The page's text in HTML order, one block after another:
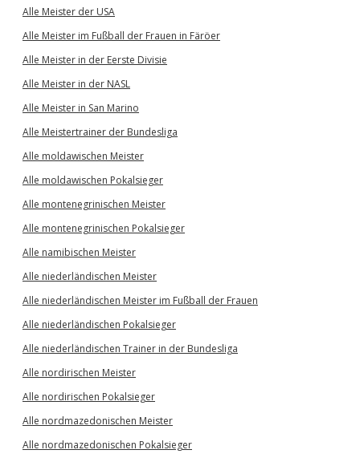
Alle Meister der USA
Alle Meister im Fußball der Frauen in Färöer
Alle Meister in der Eerste Divisie
Alle Meister in der NASL
Alle Meister in San Marino
Alle Meistertrainer der Bundesliga
Alle moldawischen Meister
Alle moldawischen Pokalsieger
Alle montenegrinischen Meister
Alle montenegrinischen Pokalsieger
Alle namibischen Meister
Alle niederländischen Meister
Alle niederländischen Meister im Fußball der Frauen
Alle niederländischen Pokalsieger
Alle niederländischen Trainer in der Bundesliga
Alle nordirischen Meister
Alle nordirischen Pokalsieger
Alle nordmazedonischen Meister
Alle nordmazedonischen Pokalsieger